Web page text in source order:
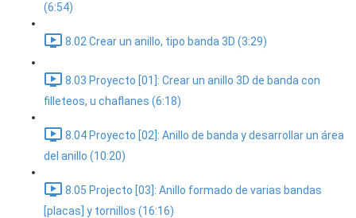
(6:54)
8.02 Crear un anillo, tipo banda 3D (3:29)
8.03 Proyecto [01]: Crear un anillo 3D de banda con
filleteos, u chaflanes (6:18)
8.04 Proyecto [02]: Anillo de banda y desarrollar un área
del anillo (10:20)
8.05 Projecto [03]: Anillo formado de varias bandas
[placas] y tornillos (16:16)